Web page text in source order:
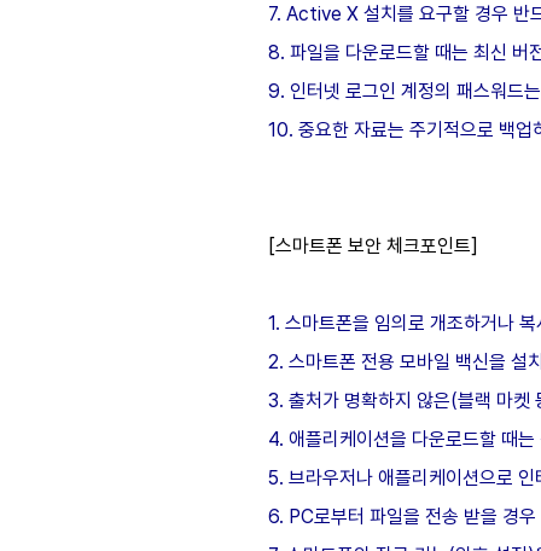
7. Active X 설치를 요구할 경우 반
8. 파일을 다운로드할 때는 최신 버
9. 인터넷 로그인 계정의 패스워드
10. 중요한 자료는 주기적으로 백업
[스마트폰 보안 체크포인트]
1. 스마트폰을 임의로 개조하거나
2. 스마트폰 전용 모바일 백신을 설
3. 출처가 명확하지 않은(블랙 마켓
4. 애플리케이션을 다운로드할 때
5. 브라우저나 애플리케이션으로
6. PC로부터 파일을 전송 받을 경